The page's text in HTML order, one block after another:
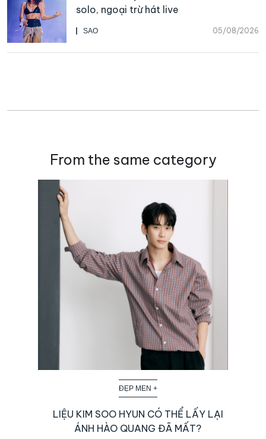
SAO 05/08/2026
solo, ngoại trừ hát live
From the same category
ĐẸP MEN +
LIỆU KIM SOO HYUN CÓ THỂ LẤY LẠI
ÁNH HÀO QUANG ĐÃ MẤT?